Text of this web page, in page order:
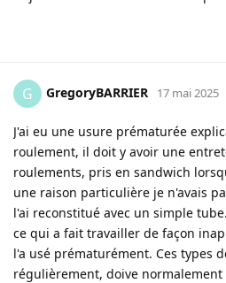
G GregoryBARRIER 17 mai 2025
J'ai eu une usure prématurée
roulement, il doit y avoir une
roulements, pris en sandwich
une raison particulière je n'avais
l'ai reconstitué avec un simple
ce qui a fait travailler de façon
l'a usé prématurément. Ces types
régulièrement, doive normalement